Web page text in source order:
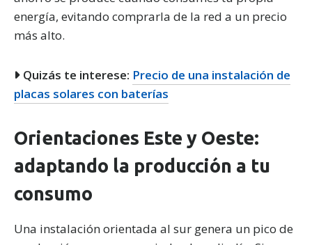
energía, evitando comprarla de la red a un precio
más alto.
Quizás te interese: Precio de una instalación de
placas solares con baterías
Orientaciones Este y Oeste:
adaptando la producción a tu
consumo
Una instalación orientada al sur genera un pico de